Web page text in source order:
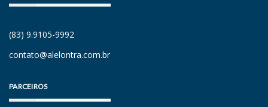
(83) 9.9105-9992
contato@alelontra.com.br
PARCEIROS